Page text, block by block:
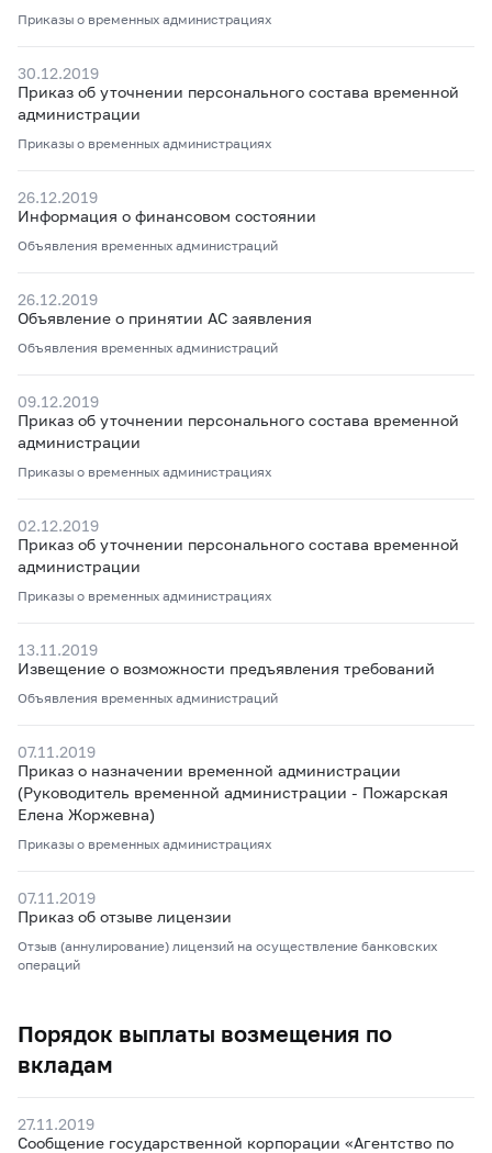
Приказы о временных администрациях
30.12.2019
Приказ об уточнении персонального состава временной
администрации
Приказы о временных администрациях
26.12.2019
Информация о финансовом состоянии
Объявления временных администраций
26.12.2019
Объявление о принятии АС заявления
Объявления временных администраций
09.12.2019
Приказ об уточнении персонального состава временной
администрации
Приказы о временных администрациях
02.12.2019
Приказ об уточнении персонального состава временной
администрации
Приказы о временных администрациях
13.11.2019
Извещение о возможности предъявления требований
Объявления временных администраций
07.11.2019
Приказ о назначении временной администрации
(Руководитель временной администрации - Пожарская
Елена Жоржевна)
Приказы о временных администрациях
07.11.2019
Приказ об отзыве лицензии
Отзыв (аннулирование) лицензий на осуществление банковских
операций
Порядок выплаты возмещения по
вкладам
27.11.2019
Сообщение государственной корпорации «Агентство по